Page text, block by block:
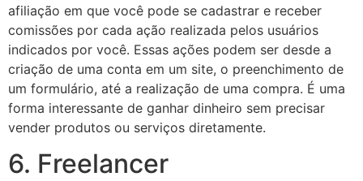
afiliação em que você pode se cadastrar e receber
comissões por cada ação realizada pelos usuários
indicados por você. Essas ações podem ser desde a
criação de uma conta em um site, o preenchimento de
um formulário, até a realização de uma compra. É uma
forma interessante de ganhar dinheiro sem precisar
vender produtos ou serviços diretamente.
6. Freelancer